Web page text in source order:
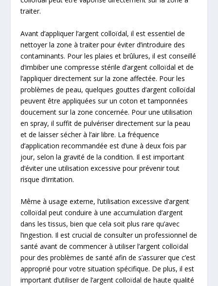
traiter.
Avant d’appliquer l’argent colloïdal, il est essentiel de
nettoyer la zone à traiter pour éviter d’introduire des
contaminants. Pour les plaies et brûlures, il est conseillé
d’imbiber une compresse stérile d’argent colloïdal et de
l’appliquer directement sur la zone affectée. Pour les
problèmes de peau, quelques gouttes d’argent colloïdal
peuvent être appliquées sur un coton et tamponnées
doucement sur la zone concernée. Pour une utilisation
en spray, il suffit de pulvériser directement sur la peau
et de laisser sécher à l’air libre. La fréquence
d’application recommandée est d’une à deux fois par
jour, selon la gravité de la condition. Il est important
d’éviter une utilisation excessive pour prévenir tout
risque d’irritation.
Même à usage externe, l’utilisation excessive d’argent
colloïdal peut conduire à une accumulation d’argent
dans les tissus, bien que cela soit plus rare qu’avec
l’ingestion. Il est crucial de consulter un professionnel de
santé avant de commencer à utiliser l’argent colloïdal
pour des problèmes de santé afin de s’assurer que c’est
approprié pour votre situation spécifique. De plus, il est
important d’utiliser de l’argent colloïdal de haute qualité